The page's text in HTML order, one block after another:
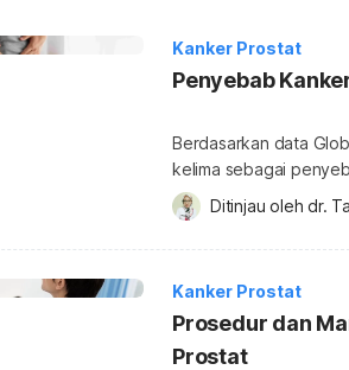
Kanker Prostat
Penyebab
Berdasarkan data
kelima sebagai
penyebab kanker
kanker prostat adalah
Normalnya, sel-sel ini
Ditinjau oleh dr.
Kanker Prostat
Prosedur dan
Prostat